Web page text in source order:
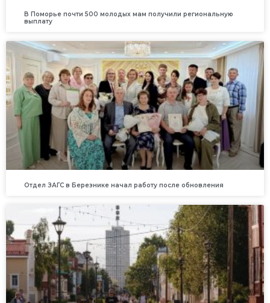
В Поморье почти 500 молодых мам получили региональную
выплату
Отдел ЗАГС в Березнике начал работу после обновления